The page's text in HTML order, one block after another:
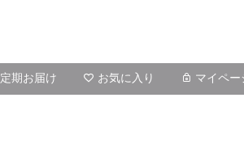
定期お届け お気に入り マイペー